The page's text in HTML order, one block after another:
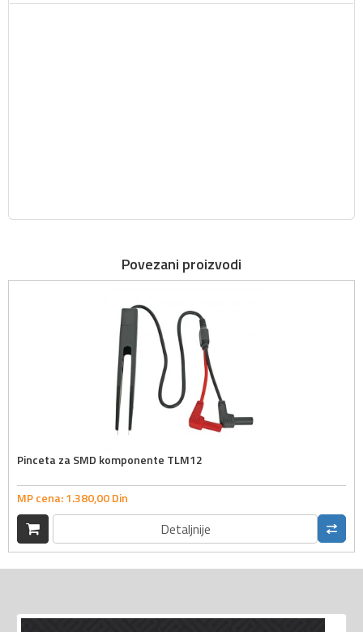
Povezani proizvodi
Pinceta za SMD komponente TLM12
MP cena:1.380,00Din
Detaljnije